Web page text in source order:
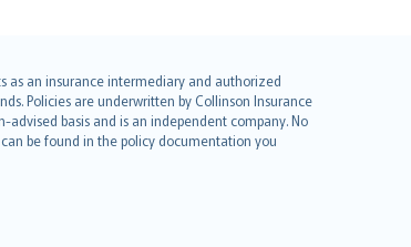
as an insurance intermediary and authorized
Policies are underwritten by Collinson Insurance
basis and is an independent company. No
be found in the policy documentation you